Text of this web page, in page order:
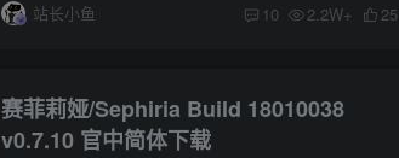
站长小鱼 10 2.2W+ 25
赛菲莉娅/Sephiria Build 18010038
v0.7.10 官中简体下载